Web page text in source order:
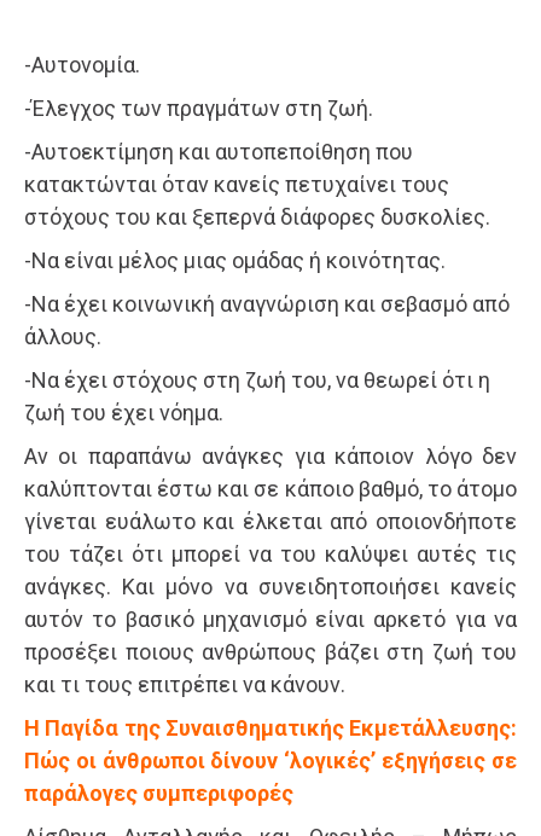
-Αυτονομία.
-Έλεγχος των πραγμάτων στη ζωή.
-Αυτοεκτίμηση και αυτοπεποίθηση που
κατακτώνται όταν κανείς πετυχαίνει τους
στόχους του και ξεπερνά διάφορες δυσκολίες.
-Να είναι μέλος μιας ομάδας ή κοινότητας.
-Να έχει κοινωνική αναγνώριση και σεβασμό από
άλλους.
-Να έχει στόχους στη ζωή του, να θεωρεί ότι η
ζωή του έχει νόημα.
Αν οι παραπάνω ανάγκες για κάποιον λόγο δεν
καλύπτονται έστω και σε κάποιο βαθμό, το άτομο
γίνεται ευάλωτο και έλκεται από οποιονδήποτε
του τάζει ότι μπορεί να του καλύψει αυτές τις
ανάγκες. Και μόνο να συνειδητοποιήσει κανείς
αυτόν το βασικό μηχανισμό είναι αρκετό για να
προσέξει ποιους ανθρώπους βάζει στη ζωή του
και τι τους επιτρέπει να κάνουν.
Η Παγίδα της Συναισθηματικής Εκμετάλλευσης:
Πώς οι άνθρωποι δίνουν ‘λογικές’ εξηγήσεις σε
παράλογες συμπεριφορές